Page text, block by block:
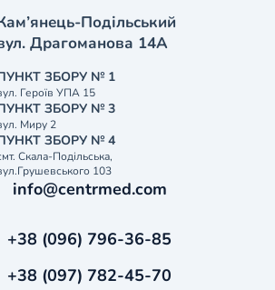
Подільський
Драгоманова 14А
ЗБОРУ № 1
Героїв УПА 15
ЗБОРУ № 3
Миру 2
ЗБОРУ № 4
Скала-Подільська,
103
info@centrmed.com
+38 (096) 796-36-85
+38 (097) 782-45-70